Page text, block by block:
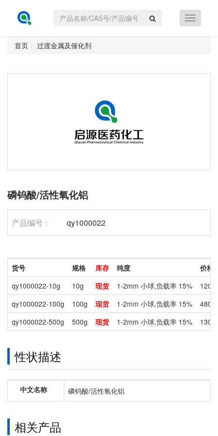
首页 过渡金属及催化剂
磷钨酸/活性氧化铝
产品编号： qy1000022
货号 规格 库存 纯度
价格
qy1000022-10g
10g 现货 1-2mm 小球,负载率 15%
120
qy1000022-100g
100g 现货 1-2mm 小球,负载率 15%
480
qy1000022-500g
500g 现货 1-2mm 小球,负载率 15% 1300
性状描述
中文名称 磷钨酸/活性氧化铝
相关产品